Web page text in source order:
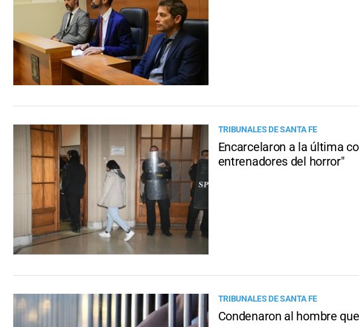
TRIBUNALES DE SANTA FE
Encarcelaron a la última
entrenadores del horror"
TRIBUNALES DE SANTA FE
Condenaron al hombre